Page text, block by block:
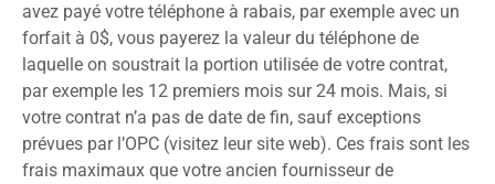
avez payé votre téléphone à rabais, par exemple avec un
forfait à 0$, vous payerez la valeur du téléphone de
laquelle on soustrait la portion utilisée de votre contrat,
par exemple les 12 premiers mois sur 24 mois. Mais, si
votre contrat n’a pas de date de fin, sauf exceptions
prévues par l’OPC (visitez leur site web). Ces frais sont les
frais maximaux que votre ancien fournisseur de